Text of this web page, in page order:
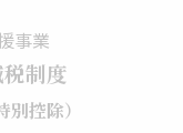
事業
制度
控除）